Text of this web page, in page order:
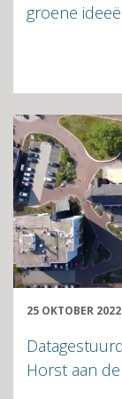
groene
25 OKTOBER 2022
Horst aan